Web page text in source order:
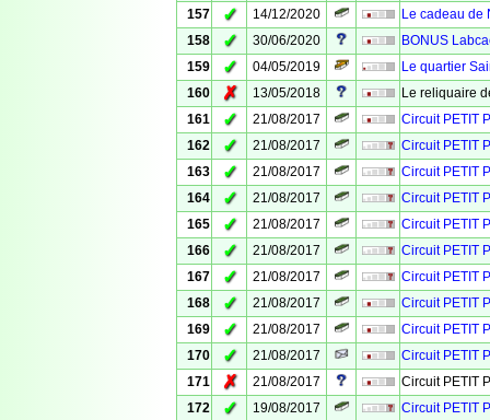
157
✓ 14/12/2020
Le cadeau de
158
✓ 30/06/2020
BONUS
159
✓ 04/05/2019
Le quartier
160
✗ 13/05/2018
Le reliquaire
161
✓ 21/08/2017
Circuit PETIT
162
✓ 21/08/2017
Circuit PETIT
163
✓ 21/08/2017
Circuit PETIT
164
✓ 21/08/2017
Circuit PETIT
165
✓ 21/08/2017
Circuit PETIT
166
✓ 21/08/2017
Circuit PETIT
167
✓ 21/08/2017
Circuit PETIT
168
✓ 21/08/2017
Circuit PETIT
169
✓ 21/08/2017
Circuit PETIT
170
✓ 21/08/2017
Circuit PETIT
171
✗ 21/08/2017
Circuit PETIT
172
✓ 19/08/2017
Circuit PETIT